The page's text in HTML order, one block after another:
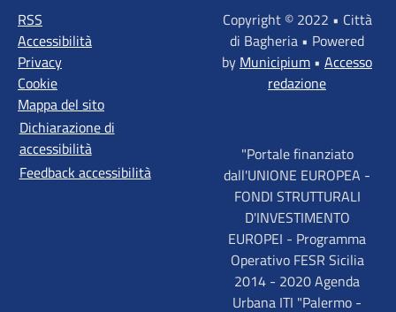
RSS
Accessibilità
Privacy
Cookie
Mappa del sito
Dichiarazione di
accessibilità
Feedback accessibilità
Copyright © 2022 • Città
di Bagheria • Powered
by Municipium • Accesso
redazione
"Portale finanziato
dall'UNIONE EUROPEA -
FONDI STRUTTURALI
D'INVESTIMENTO
EUROPEI - Programma
Operativo FESR Sicilia
2014 - 2020 Agenda
Urbana ITI "Palermo -